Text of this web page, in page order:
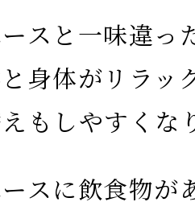
スと一味違っ
身体がリラッ
もしやすくな
スに飲食物が